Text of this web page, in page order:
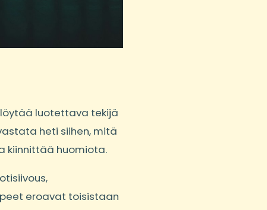
löytää luotettava tekijä
heti siihen, mitä
kiinnittää huomiota.
eroavat toisistaan